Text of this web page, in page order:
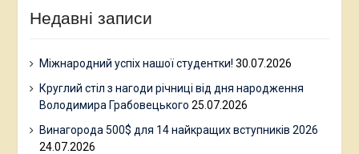
Недавні записи
Міжнародний успіх нашої студентки! 30.07.2026
Круглий стіл з нагоди річниці від дня народження
Володимира Грабовецького 25.07.2026
Винагорода 500$ для 14 найкращих вступників 2026
24.07.2026